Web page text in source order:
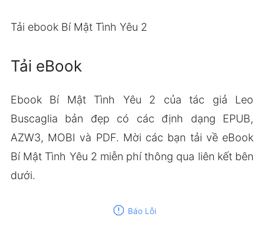
Tải ebook Bí Mật Tình Yêu 2
Tải eBook
Ebook Bí Mật Tình Yêu 2 của tác giả Leo
Buscaglia bản đẹp có các định dạng EPUB,
AZW3, MOBI và PDF. Mời các bạn tải về eBook
Bí Mật Tình Yêu 2 miễn phí thông qua liên kết bên
dưới.
report Báo Lỗi